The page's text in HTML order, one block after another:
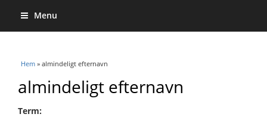
Menu
Du är här
Hem » almindeligt efternavn
almindeligt efternavn
Term: